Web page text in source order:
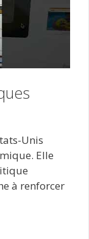
Unis
Elle
à renforcer